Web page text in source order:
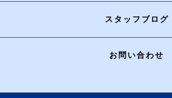
スタッフブログ
お問い合わせ